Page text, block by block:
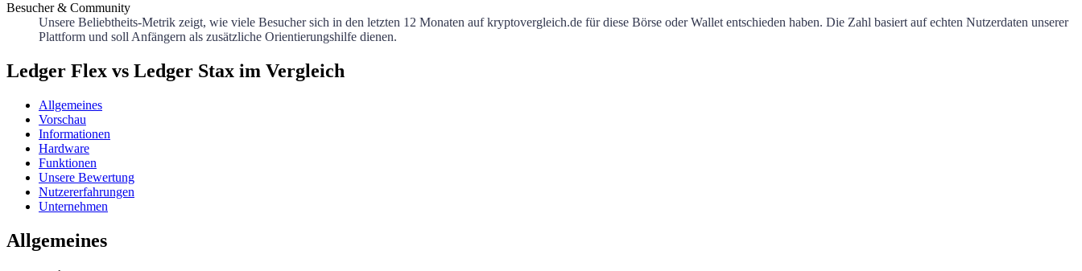
Besucher & Community
Unsere Beliebtheits-Metrik zeigt, wie viele Besucher sich in den letzten 12 Monaten auf kryptovergleich.de für diese Börse oder Wallet entschieden haben. Die Zahl basiert auf echten Nutzerdaten unserer
Plattform und soll Anfängern als zusätzliche Orientierungshilfe dienen.
Ledger Flex vs Ledger Stax im Vergleich
Allgemeines
Vorschau
Informationen
Hardware
Funktionen
Unsere Bewertung
Nutzererfahrungen
Unternehmen
Allgemeines